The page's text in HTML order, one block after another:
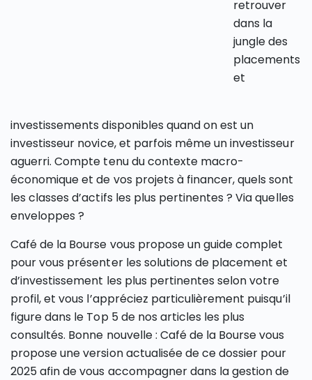
retrouver
dans la
jungle des
placements
et
investissements disponibles quand on est un
investisseur novice, et parfois même un investisseur
aguerri. Compte tenu du contexte macro-
économique et de vos projets à financer, quels sont
les classes d’actifs les plus pertinentes ? Via quelles
enveloppes ?
Café de la Bourse vous propose un guide complet
pour vous présenter les solutions de placement et
d’investissement les plus pertinentes selon votre
profil, et vous l’appréciez particulièrement puisqu’il
figure dans le Top 5 de nos articles les plus
consultés. Bonne nouvelle : Café de la Bourse vous
propose une version actualisée de ce dossier pour
2025 afin de vous accompagner dans la gestion de